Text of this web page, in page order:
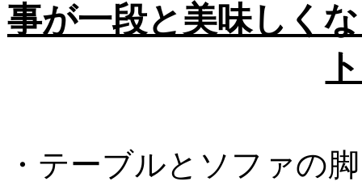
事が一段と美味しく
・テーブルとソファの